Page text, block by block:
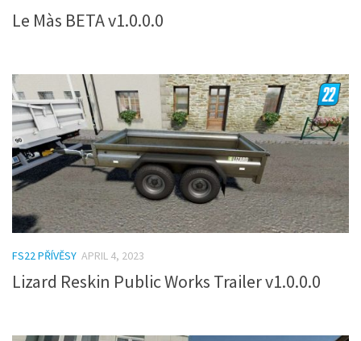
Le Màs BETA v1.0.0.0
FS22 PŘÍVĚSY APRIL 4, 2023
Lizard Reskin Public Works Trailer v1.0.0.0